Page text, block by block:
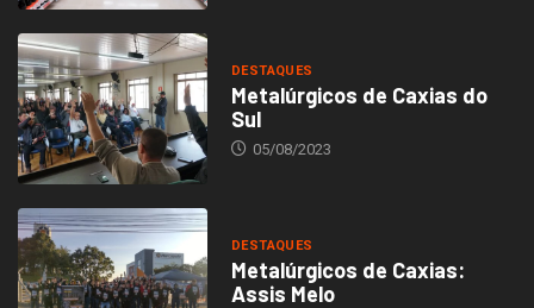
DESTAQUES
Metalúrgicos de Caxias do
Sul
05/08/2023
DESTAQUES
Metalúrgicos de Caxias:
Assis Melo